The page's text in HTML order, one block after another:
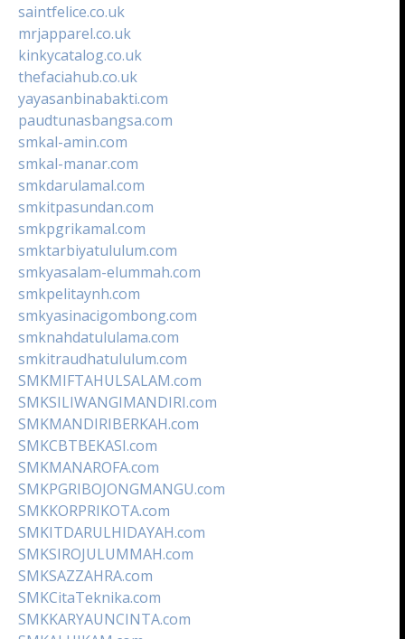
saintfelice.co.uk
mrjapparel.co.uk
kinkycatalog.co.uk
thefaciahub.co.uk
yayasanbinabakti.com
paudtunasbangsa.com
smkal-amin.com
smkal-manar.com
smkdarulamal.com
smkitpasundan.com
smkpgrikamal.com
smktarbiyatululum.com
smkyasalam-elummah.com
smkpelitaynh.com
smkyasinacigombong.com
smknahdatululama.com
smkitraudhatululum.com
SMKMIFTAHULSALAM.com
SMKSILIWANGIMANDIRI.com
SMKMANDIRIBERKAH.com
SMKCBTBEKASI.com
SMKMANAROFA.com
SMKPGRIBOJONGMANGU.com
SMKKORPRIKOTA.com
SMKITDARULHIDAYAH.com
SMKSIROJULUMMAH.com
SMKSAZZAHRA.com
SMKCitaTeknika.com
SMKKARYAUNCINTA.com